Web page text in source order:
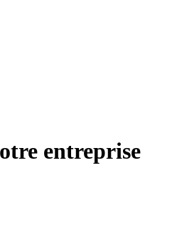
entreprise